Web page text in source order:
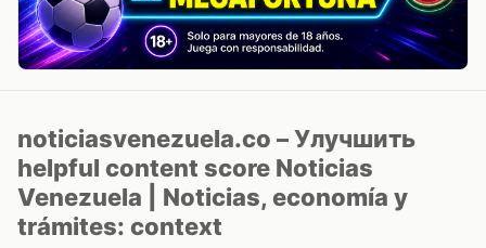
noticiasvenezuela.co – Улучшить
helpful content score Noticias
Venezuela | Noticias, economía y
trámites: context